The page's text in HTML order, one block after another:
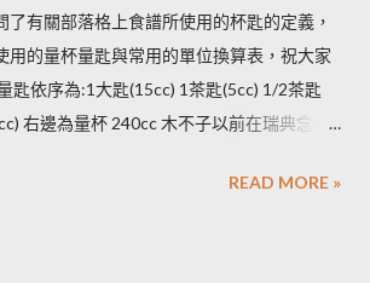
在馬鈴薯冷凍的過程，水分會與澱粉脫離，
馬鈴薯會出水，不同的馬鈴薯品種，出水程
求選擇；冷凍庫的幸福生活提案一書提到：
以改善馬鈴薯解凍後水水軟軟的狀態。木不
收。 2014/12/12補充from Patty： 1.新鮮現
了有關部落格上食譜所使用的杯匙的定義，
用的量杯量匙與常用的單位換算表，祝大家
匙依序為:1大匙(15cc) 1茶匙(5cc) 1/2茶匙
右邊為量杯 240cc 木不子以前在瑞典念書
表 名稱 1 小匙 (1t) 1 大匙(1T) 1 杯(1cup)
READ MORE »